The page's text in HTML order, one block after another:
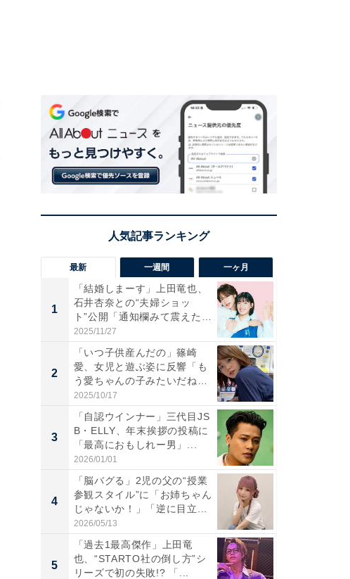
最新 一週間 一ヶ月
1
「結婚しまーす」上田竜也、
石井杏奈との“夫婦ショッ
ト”公開「通知欄みて震えた」
「...
2025/11/27
2
「いつ子供産んだの」篠崎
愛、女児と遊ぶ姿に反響「も
う愛ちゃんの子みたいだね」
「完...
2025/10/17
3
「自認ウインナー」三代目JS
B・ELLY、年末挨拶の投稿に
「最高におもしれー男」...
2026/01/01
4
「脳バグる」2児の父の“授業
参観スタイル”に「お姉ちゃん
じゃないか！」「逆に目立...
2026/05/13
5
「過去1最高傑作」上田竜
也、“STARTO社の倒し方”シ
リーズで初の失敗!? 「...